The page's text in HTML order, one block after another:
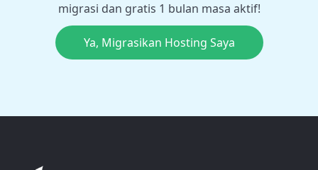
migrasi dan gratis 1 bulan masa aktif!
Ya, Migrasikan Hosting Saya